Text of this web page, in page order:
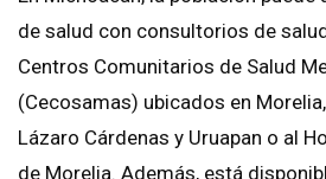
de salud con consultorios de
Centros Comunitarios de Salud
(Cecosamas) ubicados en
Lázaro Cárdenas y Uruapan o al
de Morelia. Además, está